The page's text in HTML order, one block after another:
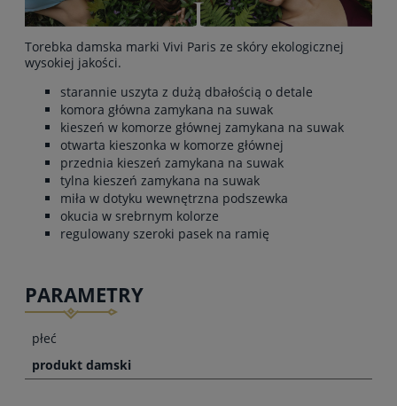
Torebka damska marki Vivi Paris ze skóry ekologicznej
wysokiej jakości.
starannie uszyta z dużą dbałością o detale
komora główna zamykana na suwak
kieszeń w komorze głównej zamykana na suwak
otwarta kieszonka w komorze głównej
przednia kieszeń zamykana na suwak
tylna kieszeń zamykana na suwak
miła w dotyku wewnętrzna podszewka
okucia w srebrnym kolorze
regulowany szeroki pasek na ramię
PARAMETRY
płeć
produkt damski